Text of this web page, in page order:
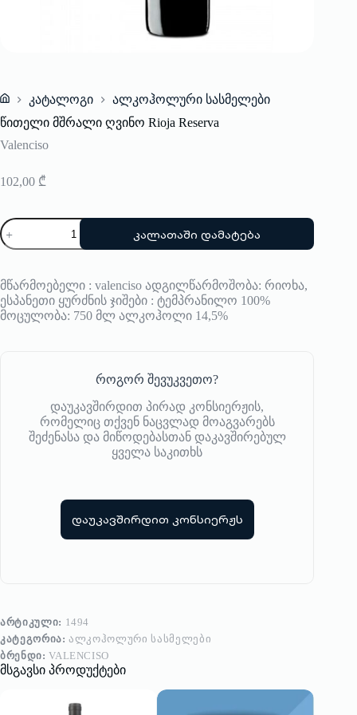
Home
კატალოგი
ალკოჰოლური სასმელები
წითელი მშრალი ღვინო Rioja Reserva
Valenciso
102,00 ₾
რაოდენობა:
წითელი
მშრალი
Rioja
Reserva
კალათაში დამატება
მწარმოებელი : valenciso ადგილწარმოშობა: რიოხა,
ესპანეთი ყურძნის ჯიშები : ტემპრანილო 100%
მოცულობა: 750 მლ ალკოჰოლი 14,5%
როგორ შევუკვეთო?
დაუკავშირდით პირად კონსიერჟის,
რომელიც თქვენ ნაცვლად მოაგვარებს
შეძენასა და მიწოდებასთან დაკავშირებულ
ყველა საკითხს
დაუკავშირდით კონსიერჟს
ᲐᲠᲢᲘᲙᲣᲚᲘ: 1494
ᲙᲐᲢᲔᲒᲝᲠᲘᲐ:ᲐᲚᲙᲝᲰᲝᲚᲣᲠᲘ ᲡᲐᲡᲛᲔᲚᲔᲑᲘ
ᲑᲠᲔᲜᲓᲘ:VALENCISO
მსგავსი პროდუქტები